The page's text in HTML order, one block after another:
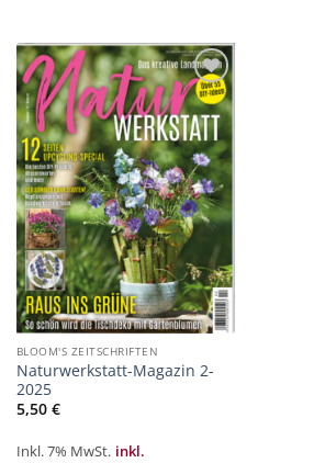
Zur
Merkliste
hinzufügen
BLOOM'S ZEITSCHRIFTEN
Naturwerkstatt-Magazin 2-
2025
5,50 €
Inkl. 7% MwSt. inkl.